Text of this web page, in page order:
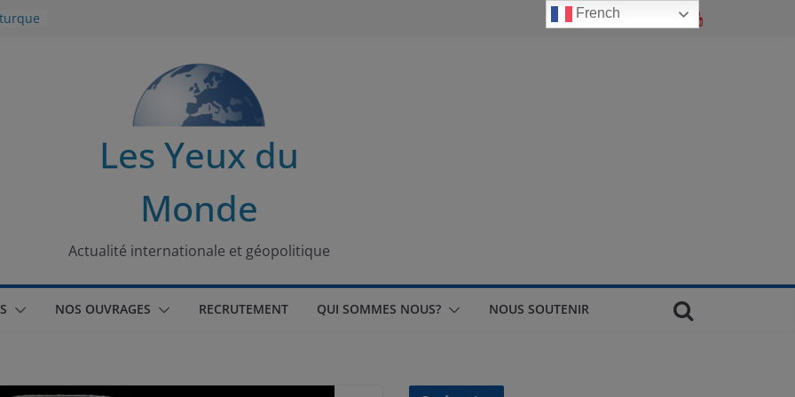
Les Yeux du
Monde
Actualité internationale et géopolitique
NOS OUVRAGES RECRUTEMENT QUI SOMMES NOUS? NOUS SOUTENIR
French